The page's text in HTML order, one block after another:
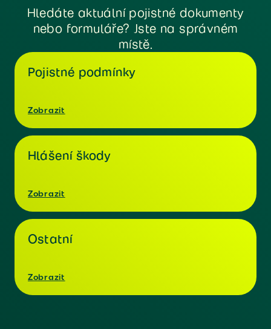
Hledáte aktuální pojistné dokumenty
nebo formuláře? Jste na správném
místě.
Pojistné podmínky
Zobrazit
Hlášení škody
Zobrazit
Ostatní
Zobrazit